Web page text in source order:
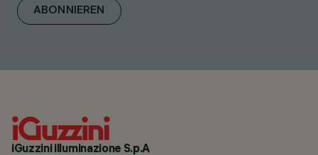
ABONNIEREN
iGuzzini illuminazione S.p.A